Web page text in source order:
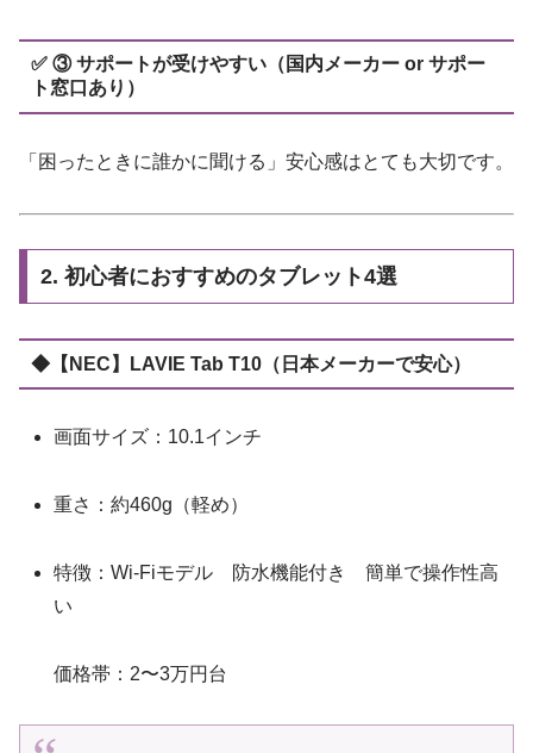
✅ ③ サポートが受けやすい（国内メーカー or サポー
ト窓口あり）
「困ったときに誰かに聞ける」安心感はとても大切です。
2. 初心者におすすめのタブレット4選
◆【NEC】LAVIE Tab T10（日本メーカーで安心）
画面サイズ：10.1インチ
重さ：約460g（軽め）
特徴：Wi-Fiモデル 防水機能付き 簡単で操作性高
い
価格帯：2〜3万円台